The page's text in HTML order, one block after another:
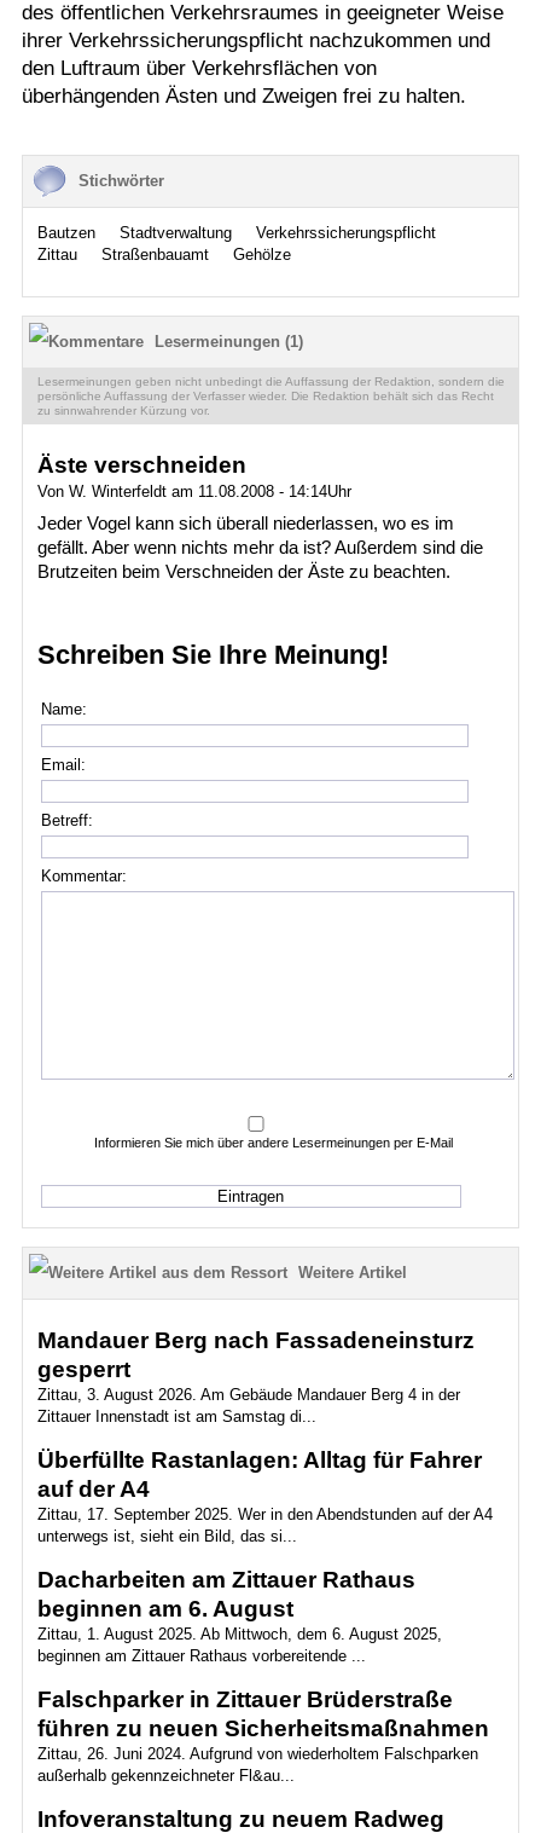
des öffentlichen Verkehrsraumes in geeigneter Weise
ihrer Verkehrssicherungspflicht nachzukommen und
den Luftraum über Verkehrsflächen von
überhängenden Ästen und Zweigen frei zu halten.
Stichwörter
Bautzen Stadtverwaltung
Verkehrssicherungspflicht
Zittau
Straßenbauamt Gehölze
Lesermeinungen (1)
Lesermeinungen geben nicht unbedingt die Auffassung der Redaktion, sondern die
persönliche Auffassung der Verfasser wieder. Die Redaktion behält sich das Recht
zu sinnwahrender Kürzung vor.
Äste verschneiden
Von W. Winterfeldt am 11.08.2008 - 14:14Uhr
Jeder Vogel kann sich überall niederlassen, wo es im
gefällt. Aber wenn nichts mehr da ist? Außerdem sind die
Brutzeiten beim Verschneiden der Äste zu beachten.
Schreiben Sie Ihre Meinung!
Name:
Email:
Betreff:
Kommentar:
Informieren Sie mich über andere Lesermeinungen per E-Mail
Weitere Artikel
Mandauer Berg nach Fassadeneinsturz
gesperrt
Zittau, 3. August 2026. Am Gebäude Mandauer Berg 4 in der
Zittauer Innenstadt ist am Samstag di...
Überfüllte Rastanlagen: Alltag für Fahrer
auf der A4
Zittau, 17. September 2025. Wer in den Abendstunden auf der A4
unterwegs ist, sieht ein Bild, das si...
Dacharbeiten am Zittauer Rathaus
beginnen am 6. August
Zittau, 1. August 2025. Ab Mittwoch, dem 6. August 2025,
beginnen am Zittauer Rathaus vorbereitende ...
Falschparker in Zittauer Brüderstraße
führen zu neuen Sicherheitsmaßnahmen
Zittau, 26. Juni 2024. Aufgrund von wiederholtem Falschparken
außerhalb gekennzeichneter Fl&au...
Infoveranstaltung zu neuem Radweg